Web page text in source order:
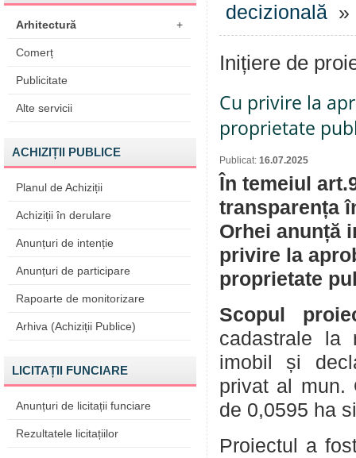
Arhitectură +
Comerț
Publicitate
Alte servicii
ACHIZIȚII PUBLICE
Planul de Achiziții
Achiziții în derulare
Anunțuri de intenție
Anunțuri de participare
Rapoarte de monitorizare
Arhiva (Achiziții Publice)
LICITAȚII FUNCIARE
Anunțuri de licitații funciare
Rezultatele licitațiilor
decizională »
Inițiere de
Cu privire la
proprietate
Publicat: 16.07.2025
În temeiul
transparența
Orhei anunță
privire la
proprietate
Scopul
cadastrale la
imobil și
privat al mun.
de 0,0595 ha
Proiectul a